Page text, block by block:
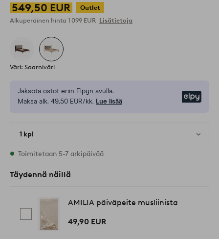
549,50 EUR
Outlet
Alkuperäinen hinta 1 099 EUR Lisätietoja
Väri: Saarniväri
Jaksota ostot eriin Elpyn avulla.
Maksa alk. 49,50 EUR/kk. Lue lisää
1 kpl
Varastossa
Toimitetaan 5-7 arkipäivää
Täydennä näillä
AMILIA päiväpeite musliinista
49,90 EUR